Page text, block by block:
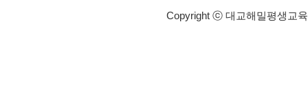
Copyright ⓒ 대교해밀평생교